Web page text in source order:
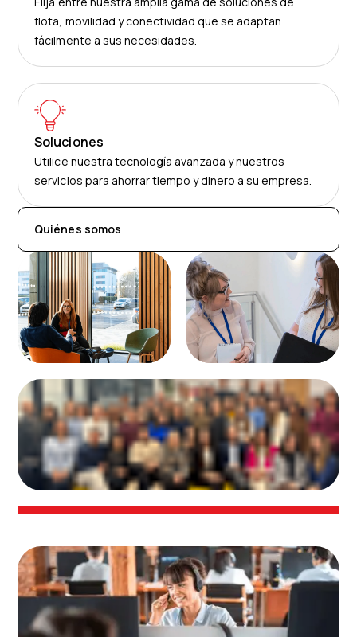
flota, movilidad y conectividad que se adaptan
fácilmente a sus necesidades.
Soluciones
Utilice nuestra tecnología avanzada y nuestros
servicios para ahorrar tiempo y dinero a su empresa.
Quiénes somos